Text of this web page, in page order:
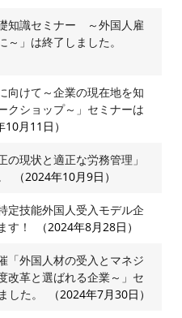
知識セミナー ～外国人雇
」は終了しました。
向けて～企業の現在地を知
クショップ～」セミナーは
10月11日
の現状と適正な労務管理」
2024年10月9日
定技能外国人受入モデル企
す！
2024年8月28日
「外国人材の受入とマネジ
改革と選ばれる企業～」セ
た。
2024年7月30日